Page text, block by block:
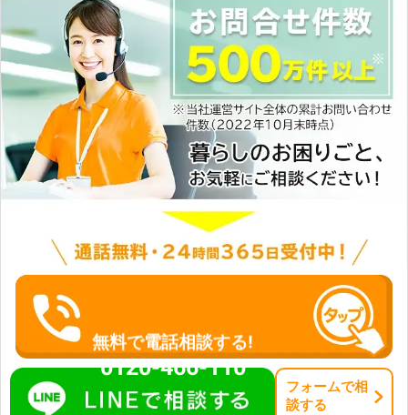
無料で電話相談する!
0120-466-110
フォームで相
談する